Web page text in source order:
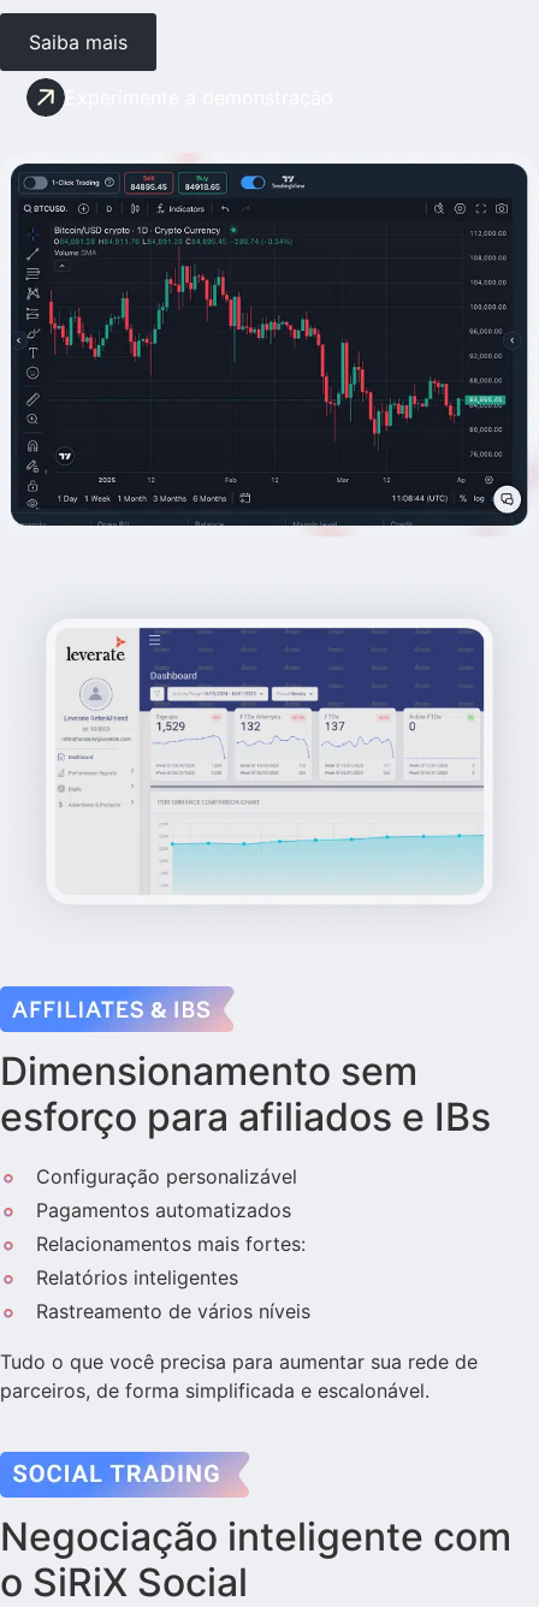
Saiba mais
Dimensionamento sem
esforço para afiliados e IBs
Configuração personalizável
Pagamentos automatizados
Relacionamentos mais fortes:
Relatórios inteligentes
Rastreamento de vários níveis
Tudo o que você precisa para aumentar sua rede de
parceiros, de forma simplificada e escalonável.
Negociação inteligente com
o SiRiX Social